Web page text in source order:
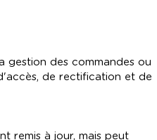
gestion des commandes ou
de rectification et de
remis à jour, mais peut